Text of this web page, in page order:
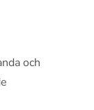
och